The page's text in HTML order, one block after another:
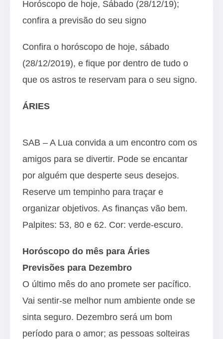
Horóscopo de hoje, Sábado (28/12/19);
confira a previsão do seu signo
Confira o horóscopo de hoje, sábado
(28/12/2019), e fique por dentro de tudo o
que os astros te reservam para o seu signo.
ÁRIES
SAB – A Lua convida a um encontro com os
amigos para se divertir. Pode se encantar
por alguém que desperte seus desejos.
Reserve um tempinho para traçar e
organizar objetivos. As finanças vão bem.
Palpites: 53, 80 e 62. Cor: verde-escuro.
Horóscopo do mês para Áries
Previsões para Dezembro
O último mês do ano promete ser pacífico.
Vai sentir-se melhor num ambiente onde se
sinta seguro. Dezembro será um bom
período para o amor; as pessoas solteiras